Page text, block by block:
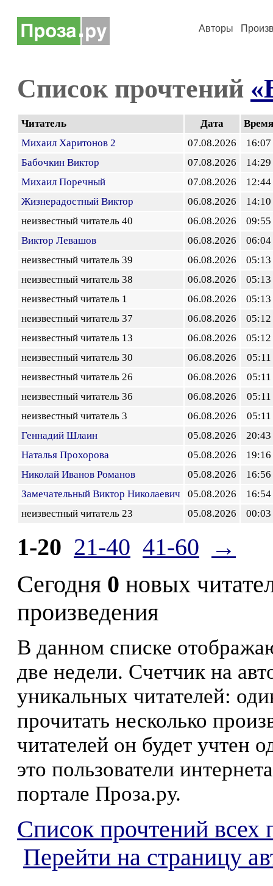
Авторы
Список прочтений
Читатель Дата
Время
Михаил Харитонов 2
07.08.2026
16:07
Бабочкин Виктор
07.08.2026
14:29
Михаил Поречный
07.08.2026
12:44
Жизнерадостный Виктор
06.08.2026
14:10
неизвестный читатель 40
06.08.2026
09:55
Виктор Левашов
06.08.2026
06:04
неизвестный читатель 39
06.08.2026
05:13
неизвестный читатель 38
06.08.2026
05:13
неизвестный читатель 1
06.08.2026
05:13
неизвестный читатель 37
06.08.2026
05:12
неизвестный читатель 13
06.08.2026
05:12
неизвестный читатель 30
06.08.2026
05:11
неизвестный читатель 26
06.08.2026
05:11
неизвестный читатель 36
06.08.2026
05:11
неизвестный читатель 3
06.08.2026
05:11
Геннадий Шлаин
05.08.2026
20:43
Наталья Прохорова
05.08.2026
19:16
Николай Иванов Романов
05.08.2026
16:56
Замечательный Виктор Николаевич
05.08.2026
16:54
неизвестный читатель 23
05.08.2026 00:03
1-20 21-40 41-60
→
Сегодня 0 новых
произведения
В данном списке
две недели. Счетчик на
уникальных читателей:
прочитать несколько
читателей он будет учтен
это пользователи
портале Проза.ру.
Список прочтений всех
Перейти на страницу